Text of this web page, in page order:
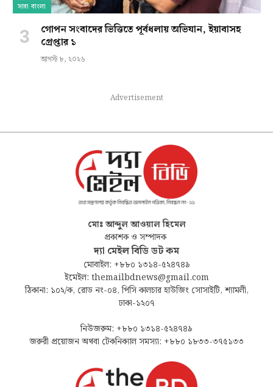
সারা বাংলা
গোপন সংবাদের ভিত্তিতে পূর্বধলায় অভিযান, ইয়াবাসহ
গ্রেপ্তার ১
আগস্ট ৮, ২০২৬
Advertisement
মোঃ আব্দুল আওয়াল হিমেল
প্রকাশক ও সম্পাদক
দ্যা মেইল বিডি ডট কম
মোবাইল: +৮৮০ ১৩১৪-৫২৪৭৪৯
ইমেইল: themailbdnews@gmail.com
ঠিকানা: ১০২/ক, রোড নং-০৪, পিসি কালচার হাউজিং সোসাইটি, শ্যামলী,
ঢাকা-১২০৭
নিউজরুম: +৮৮০ ১৩১৪-৫২৪৭৪৯
জরুরী প্রয়োজন অথবা টেকনিক্যাল সমস্যা: +৮৮০ ১৮৩৩-৩৭৫১৩৩